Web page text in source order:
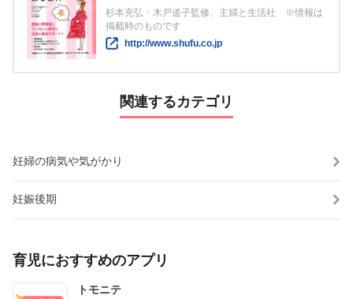
杉本充弘・木戸道子監修、主婦と生活社 ※情報は
掲載時のものです
http://www.shufu.co.jp
関連するカテゴリ
妊婦の病気や気がかり
妊娠後期
育児におすすめのアプリ
トモニテ